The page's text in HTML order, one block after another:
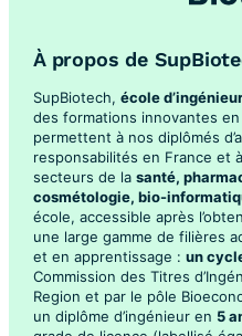
À propos de
SupBiotech, école
des formations innovantes
permettent à nos diplômés
responsabilités en France et
secteurs de la santé,
cosmétologie, bio-
école, accessible après
une large gamme de filières
et en apprentissage : un
Commission des Titres
Region et par le pôle
un diplôme d’ingénieur en 5